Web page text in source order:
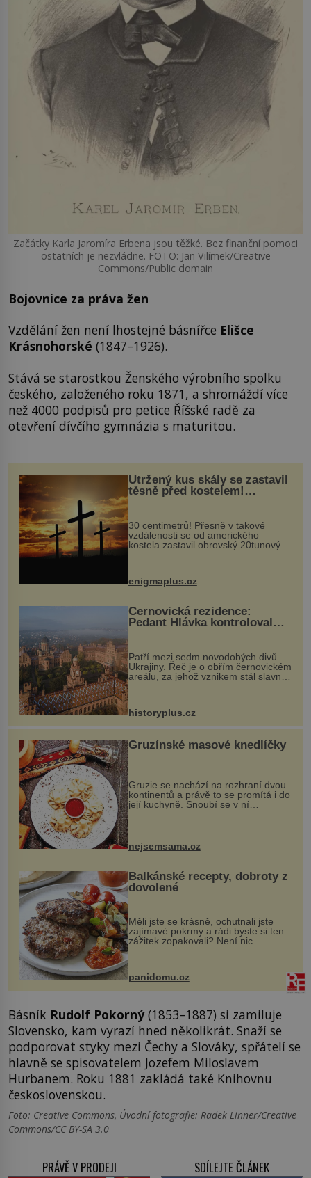
Začátky Karla Jaromíra Erbena jsou těžké. Bez finanční pomoci
ostatních je nezvládne. FOTO: Jan Vilímek/Creative
Commons/Public domain
Bojovnice za práva žen
Vzdělání žen není lhostejné básnířce Elišce
Krásnohorské (1847–1926).
Stává se starostkou Ženského výrobního spolku
českého, založeného roku 1871, a shromáždí více
než 4000 podpisů pro petice Říšské radě za
otevření dívčího gymnázia s maturitou.
Utržený kus skály se zastavil
těsně před kostelem!
Ochránila ho boží síla?
30 centimetrů! Přesně v takové
vzdálenosti se od amerického
kostela zastavil obrovský 20tunový
...
enigmaplus.cz
Černovická rezidence:
Pedant Hlávka kontroloval
Patří mezi sedm novodobých divů
Ukrajiny. Řeč je o obřím černovickém
areálu, za jehož vznikem stál slavný
český architekt Josef Hlávka. Ten si
na něm dal mimořádně záležet. Jeho
historyplus.cz
Gruzínské masové knedlíčky
Gruzie se nachází na rozhraní dvou
kontinentů a právě to se promítá i do
její kuchyně. Snoubí se v ní
evropské a asijské chutě a díky tomu
pokrmy, které rozhodně st...
nejsemsama.cz
Balkánské recepty, dobroty z
dovolené
Měli jste se krásně, ochutnali jste
zajímavé pokrmy a rádi byste si ten
zážitek zopakovali? Není nic
snazšího. Pljeskavica (10 porcí)
Možná jste ji ochutnali na dovolené v
bývalé Jugoslávii, lze ji vi...
panidomu.cz
Básník Rudolf Pokorný(1853–1887) si zamiluje
Slovensko, kam vyrazí hned několikrát. Snaží se
podporovat styky mezi Čechy a Slováky, spřátelí se
hlavně se spisovatelem Jozefem Miloslavem
Hurbanem. Roku 1881 zakládá také Knihovnu
československou.
Foto: Creative Commons, Úvodní fotografie: Radek Linner/Creative
Commons/CC BY-SA 3.0
PRÁVĚ V PRODEJI SDÍLEJTE ČLÁNEK